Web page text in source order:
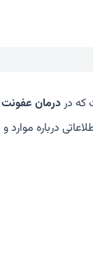
که دردرمان عفونت
درباره